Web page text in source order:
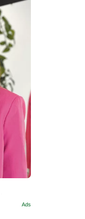
Ads